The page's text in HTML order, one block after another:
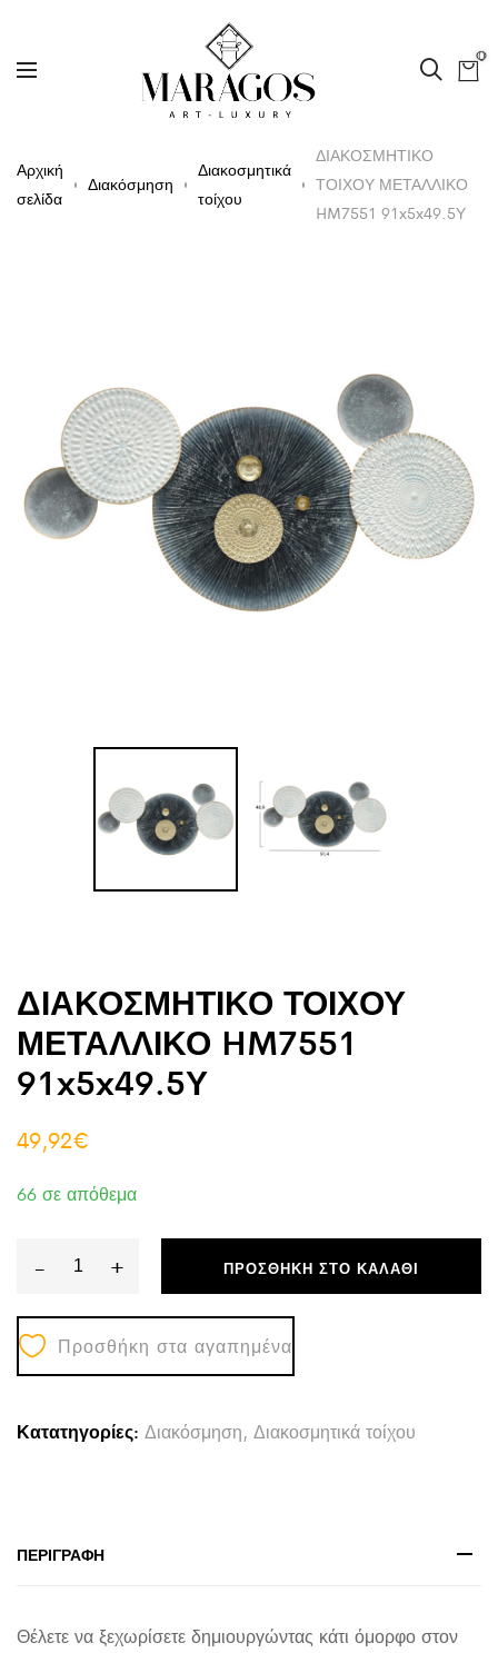
0
Αρχική
σελίδα
Διακόσμηση
Διακοσμητικά
τοίχου
ΔΙΑΚΟΣΜΗΤΙΚΟ
ΤΟΙΧΟΥ ΜΕΤΑΛΛΙΚΟ
HM7551 91x5x49.5Υ
ΔΙΑΚΟΣΜΗΤΙΚΟ ΤΟΙΧΟΥ
ΜΕΤΑΛΛΙΚΟ HM7551
91x5x49.5Υ
49,92€
66 σε απόθεμα
-
ΔΙΑΚΟΣΜΗΤΙΚΟ
ΤΟΙΧΟΥ
ΜΕΤΑΛΛΙΚΟ
HM7551
quantity
+ ΠΡΟΣΘΉΚΗ ΣΤΟ ΚΑΛΆΘΙ
Προσθήκη στα αγαπημένα
Κατατηγορίες: Διακόσμηση, Διακοσμητικά τοίχου
ΠΕΡΙΓΡΑΦΉ
Θέλετε να ξεχωρίσετε δημιουργώντας κάτι όμορφο στον